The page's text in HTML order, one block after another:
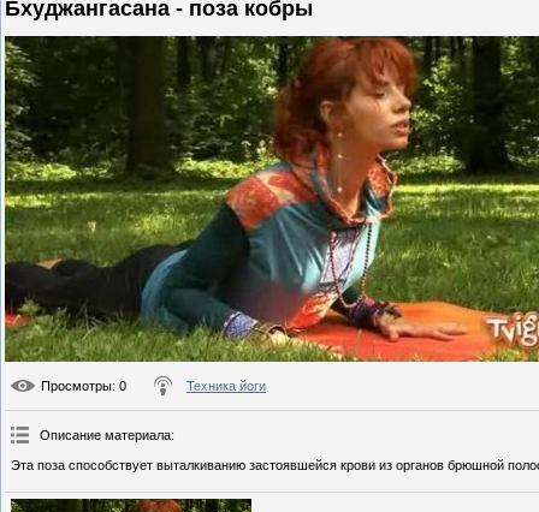
Бхуджангасана - поза кобры
Просмотры: 0 Техника йоги
Описание материала:
Эта поза способствует выталкиванию застоявшейся крови из органов брюшной